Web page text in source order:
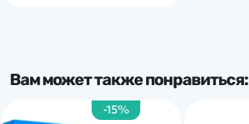
Вам может также понравиться:
-15%